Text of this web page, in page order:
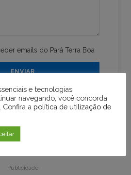
emails do Pará Terra Boa
Publicidade
e tecnologias
navegando, você concorda
Confira a política de utilização de